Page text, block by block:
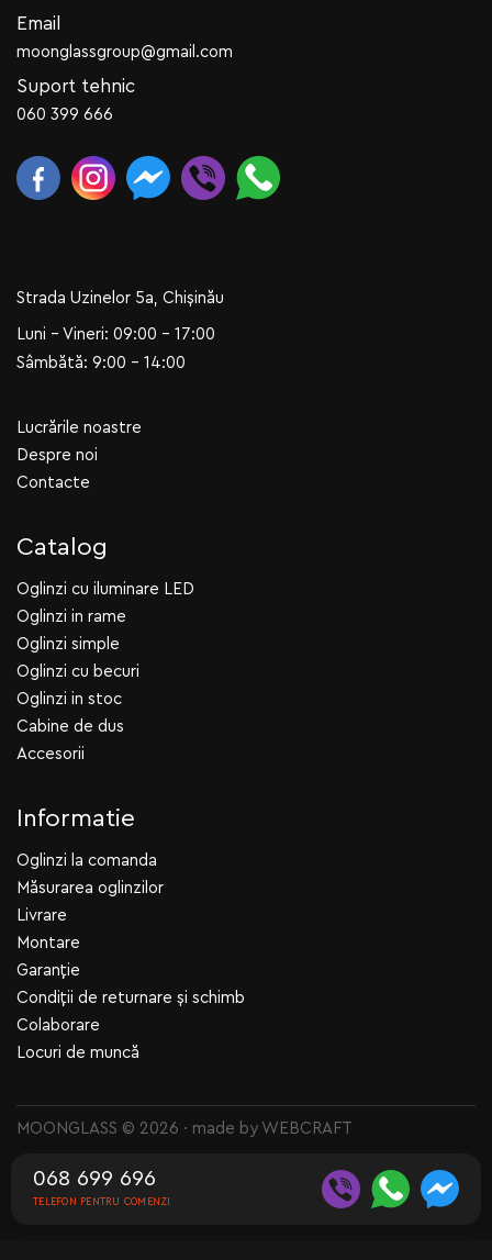
Email
moonglassgroup@gmail.com
Suport tehnic
060 399 666
Strada Uzinelor 5a, Chișinău
Luni - Vineri: 09:00 - 17:00
Sâmbătă: 9:00 - 14:00
Lucrările noastre
Despre noi
Contacte
Catalog
Oglinzi cu iluminare LED
Oglinzi in rame
Oglinzi simple
Oglinzi cu becuri
Oglinzi in stoc
Cabine de dus
Accesorii
Informatie
Oglinzi la comanda
Măsurarea oglinzilor
Livrare
Montare
Garanție
Condiții de returnare și schimb
Colaborare
Locuri de muncă
MOONGLASS © 2026 · made by WEBCRAFT
068 699 696
TELEFON PENTRU COMENZI